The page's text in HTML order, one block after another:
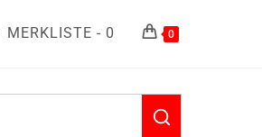
MERKLISTE - 0 0